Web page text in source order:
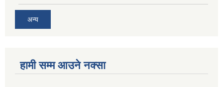
अन्य
हामी सम्म आउने नक्सा